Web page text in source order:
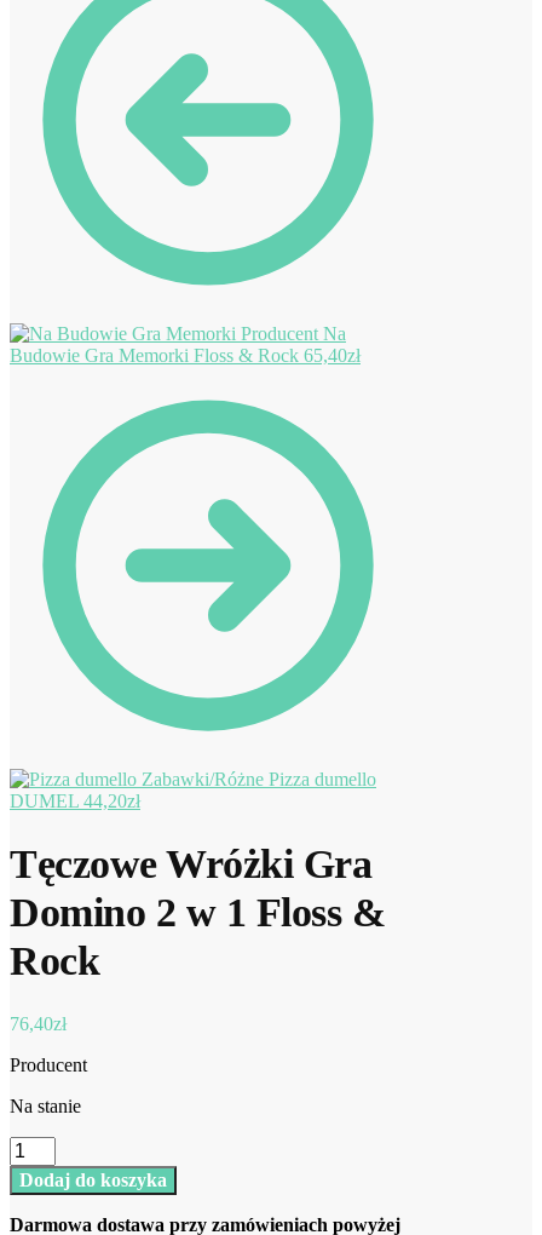
Na
Budowie Gra Memorki Floss & Rock 65,40zł
Pizza dumello
DUMEL 44,20zł
Tęczowe Wróżki Gra
Domino 2 w 1 Floss &
Rock
76,40zł
Producent
Na stanie
ilość
Tęczowe
Wróżki
Dodaj do koszyka
Darmowa dostawa przy zamówieniach powyżej